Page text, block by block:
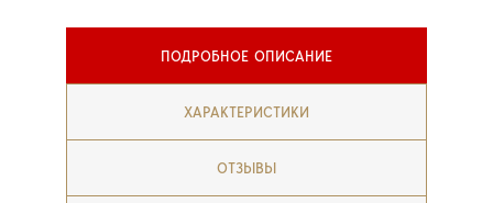
ПОДРОБНОЕ ОПИСАНИЕ
ХАРАКТЕРИСТИКИ
ОТЗЫВЫ